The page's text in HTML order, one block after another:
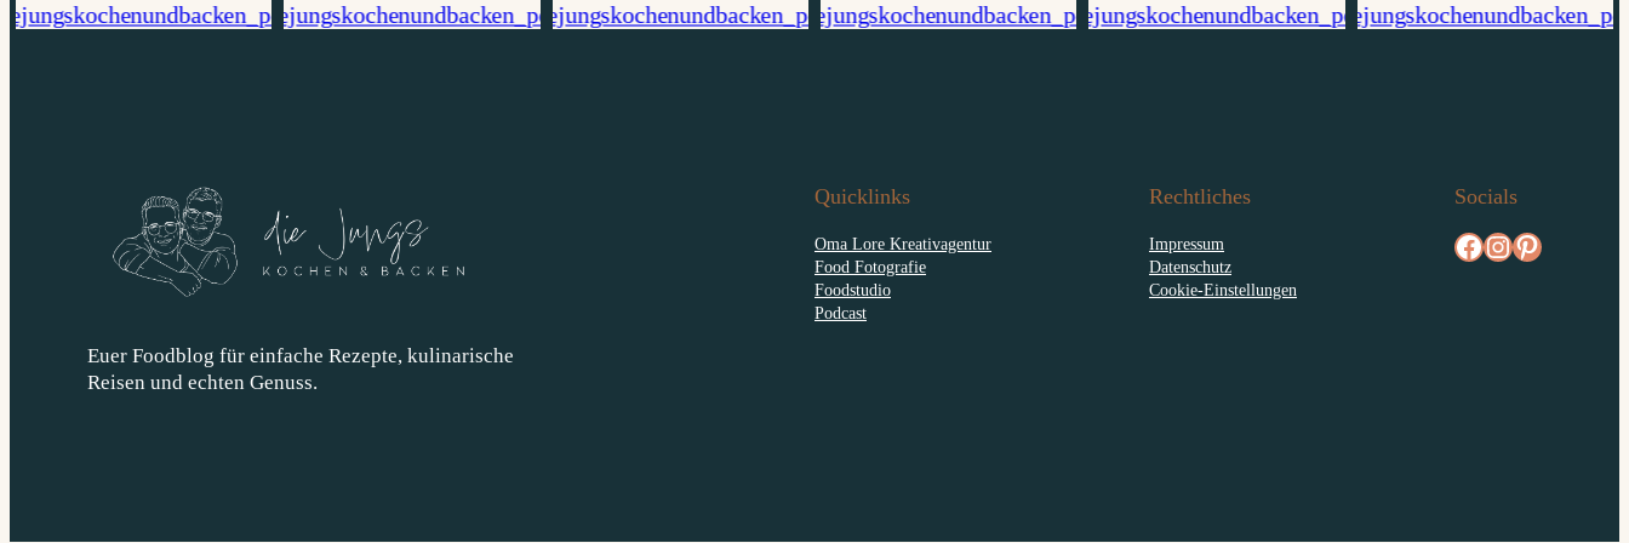
Euer Foodblog für einfache Rezepte, kulinarische
Reisen und echten Genuss.
Quicklinks
Oma Lore Kreativagentur
Food Fotografie
Foodstudio
Podcast
Rechtliches
Impressum
Datenschutz
Cookie-Einstellungen
Socials
facebook.com/diejungskochenundbacken Instagrampinterest.com/diejungs